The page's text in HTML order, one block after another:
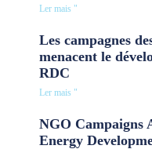
Ler mais "
Les campagnes
menacent le
RDC
Ler mais "
NGO Campaigns
Energy